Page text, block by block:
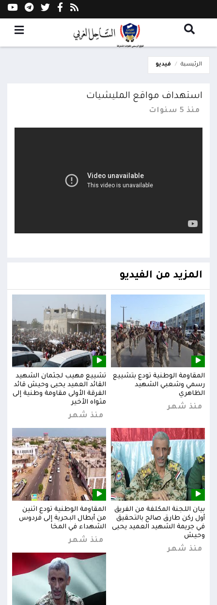
الرئيسية فيديو
استهداف مواقع المليشيات
منذ 5 سنوات
المزيد من الفيديو
المقاومة الوطنية تودع بتشييع
رسمي وشعبي الشهيد
الظاهري
منذ شهر
تشييع مهيب لجثمان الشهيد
القائد العميد يحيى وحيش قائد
الفرقة الأولى مقاومة وطنية إلى
مثواه الأخير
منذ شهر
بيان اللجنة المكلفة من الفريق
أول ركن طارق صالح بالتحقيق
في جريمة الشهيد العميد يحيى
وحيش
منذ شهر
المقاومة الوطنية تودع اثنين
من أبطال البحرية إلى فردوس
الشهداء في المخا
منذ شهر